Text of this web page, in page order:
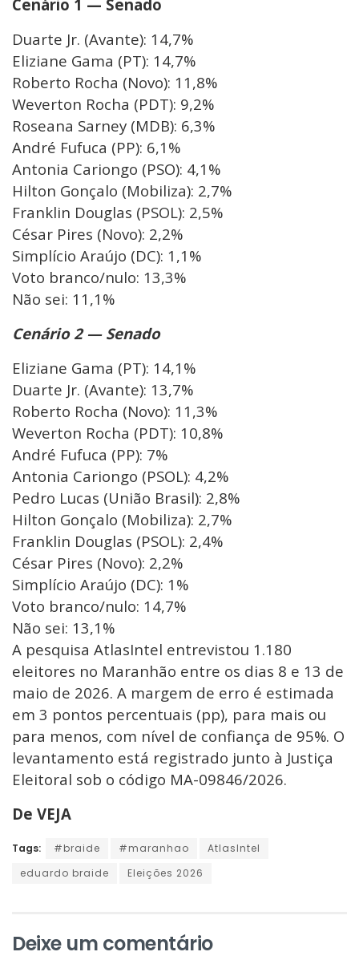
Cenário 1 — Senado
Duarte Jr. (Avante): 14,7%
Eliziane Gama (PT): 14,7%
Roberto Rocha (Novo): 11,8%
Weverton Rocha (PDT): 9,2%
Roseana Sarney (MDB): 6,3%
André Fufuca (PP): 6,1%
Antonia Cariongo (PSO): 4,1%
Hilton Gonçalo (Mobiliza): 2,7%
Franklin Douglas (PSOL): 2,5%
César Pires (Novo): 2,2%
Simplício Araújo (DC): 1,1%
Voto branco/nulo: 13,3%
Não sei: 11,1%
Cenário 2 — Senado
Eliziane Gama (PT): 14,1%
Duarte Jr. (Avante): 13,7%
Roberto Rocha (Novo): 11,3%
Weverton Rocha (PDT): 10,8%
André Fufuca (PP): 7%
Antonia Cariongo (PSOL): 4,2%
Pedro Lucas (União Brasil): 2,8%
Hilton Gonçalo (Mobiliza): 2,7%
Franklin Douglas (PSOL): 2,4%
César Pires (Novo): 2,2%
Simplício Araújo (DC): 1%
Voto branco/nulo: 14,7%
Não sei: 13,1%
A pesquisa AtlasIntel entrevistou 1.180
eleitores no Maranhão entre os dias 8 e 13 de
maio de 2026. A margem de erro é estimada
em 3 pontos percentuais (pp), para mais ou
para menos, com nível de confiança de 95%. O
levantamento está registrado junto à Justiça
Eleitoral sob o código MA-09846/2026.
De VEJA
Tags: #braide #maranhao
AtlasIntel
eduardo braide
Eleições 2026
Deixe um comentário